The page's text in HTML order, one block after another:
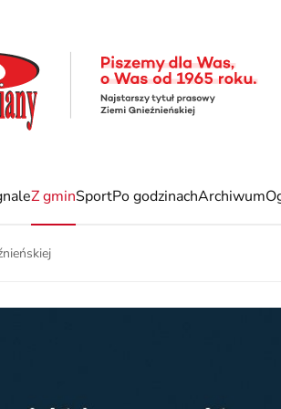
Z gminSportPo godzinachArchiwum